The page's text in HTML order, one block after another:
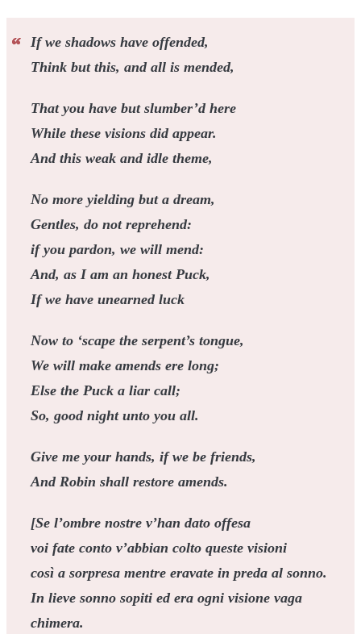
If we shadows have offended,
Think but this, and all is mended,
That you have but slumber’d here
While these visions did appear.
And this weak and idle theme,
No more yielding but a dream,
Gentles, do not reprehend:
if you pardon, we will mend:
And, as I am an honest Puck,
If we have unearned luck
Now to ‘scape the serpent’s tongue,
We will make amends ere long;
Else the Puck a liar call;
So, good night unto you all.
Give me your hands, if we be friends,
And Robin shall restore amends.
[Se l’ombre nostre v’han dato offesa
voi fate conto v’abbian colto queste visioni
così a sorpresa mentre eravate in preda al sonno.
In lieve sonno sopiti ed era ogni visione vaga
chimera.